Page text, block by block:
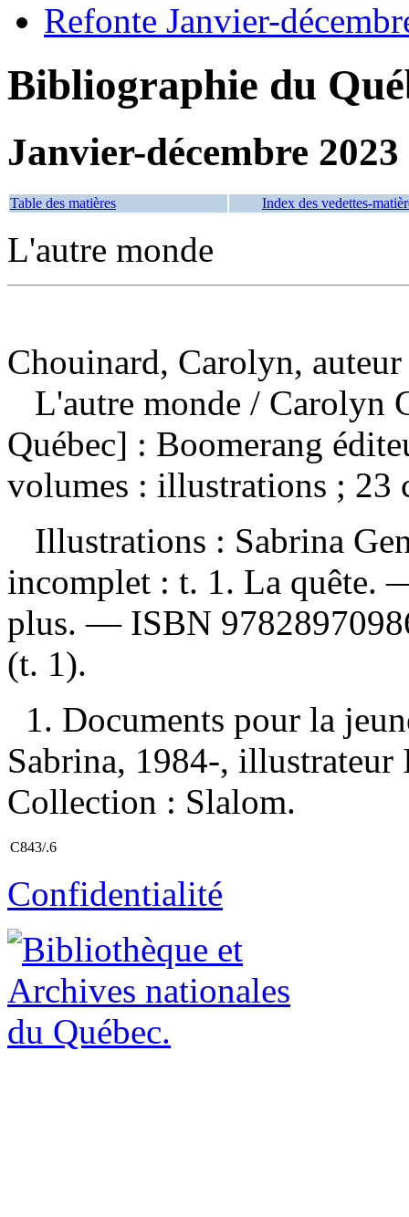
Refonte Janvier-
Bibliographie du
Janvier-décembre 2023
Table des matières Index des vedettes-
L'autre monde
Chouinard, Carolyn, auteur
L'autre monde / Carolyn
Québec] : Boomerang
volumes : illustrations ;
Illustrations : Sabrina
incomplet : t. 1. La quête.
plus. — ISBN
(t. 1).
1. Documents pour la
Sabrina, 1984-,
Collection : Slalom.
C843/.6
Confidentialité